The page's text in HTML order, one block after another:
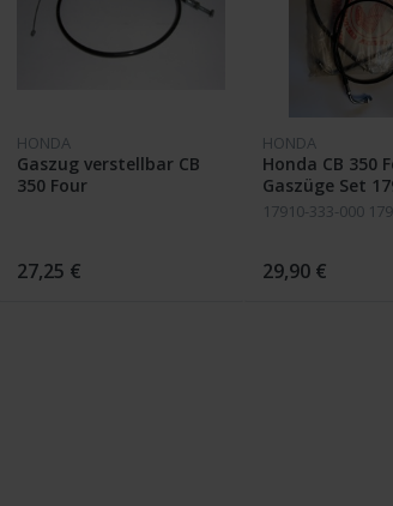
HONDA
Gaszug verstellbar CB
350 Four
27,25 €
HONDA
Honda CB 350
Gaszüge Set
000 hoher
17910-333-000
29,90 €